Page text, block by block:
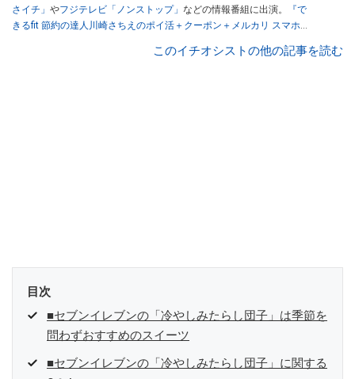
さイチ」 やフジテレビ「ノンストップ」 などの情報番組に出演。
『で
きるfit 節約の達人川崎さちえのポイ活＋クーポン＋メルカリ スマホで
スマホ1つでスキマ時間に効率的に稼ぐ！』（翔泳社刊） ほか著書多
このイチオシストの他の記事を読む
目次
■セブンイレブンの「冷やしみたらし団子」は季節を
問わずおすすめのスイーツ
■セブンイレブンの「冷やしみたらし団子」に関する